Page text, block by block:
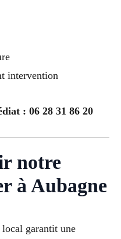
intervention
: 06 28 31 86 20
notre
à Aubagne
garantit une